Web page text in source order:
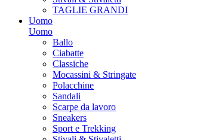
TAGLIE GRANDI
Uomo
Uomo
Ballo
Ciabatte
Classiche
Mocassini & Stringate
Polacchine
Sandali
Scarpe da lavoro
Sneakers
Sport e Trekking